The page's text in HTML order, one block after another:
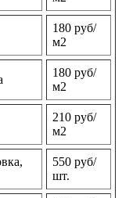
180 руб/
м2
180 руб/
м2
210 руб/
м2
550 руб/
шт.